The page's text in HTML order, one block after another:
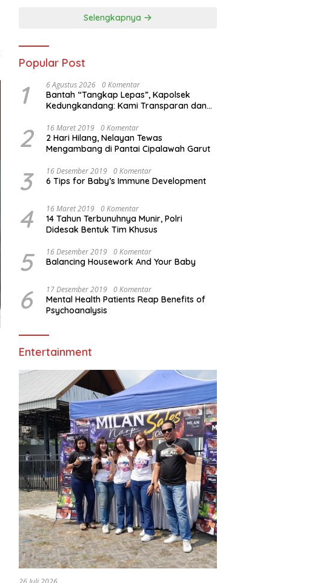
Selengkapnya
Popular Post
1 6 Agustus 2026 0 Komentar
Bantah “Tangkap Lepas”, Kapolsek
Kedungkandang: Kami Transparan dan
2 16 Maret 2019 0 Komentar
2 Hari Hilang, Nelayan Tewas
Mengambang di Pantai Cipalawah Garut
3 16 Desember 2019 0 Komentar
6 Tips for Baby’s Immune Development
4 16 Maret 2019 0 Komentar
14 Tahun Terbunuhnya Munir, Polri
Didesak Bentuk Tim Khusus
5 16 Desember 2019 0 Komentar
Balancing Housework And Your Baby
6 17 Desember 2019 0 Komentar
Mental Health Patients Reap Benefits of
Psychoanalysis
Entertainment